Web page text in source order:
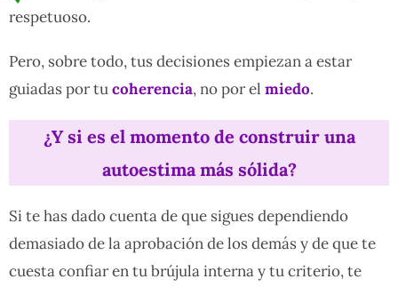
respetuoso.
Pero, sobre todo, tus decisiones empiezan a estar
guiadas por tucoherencia, no por el miedo.
¿Y si es el momento de construir una
autoestima más sólida?
Si te has dado cuenta de que sigues dependiendo
demasiado de la aprobación de los demás y de que te
cuesta confiar en tu brújula interna y tu criterio, te